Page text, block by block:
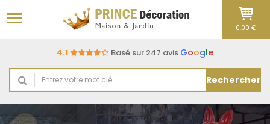
4.1 Basé sur 247 avis Google
Rechercher
0.00 €